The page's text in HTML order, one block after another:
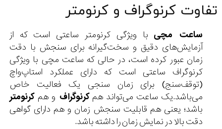
تفاوت کرنوگراف و کرنومتر
ساعت مچی با ویژگی کرنومتر ساعتی است که از
آزمایش‌های دقیق و سخت‌گیرانه برای سنجش با دقت
زمان عبور کرده است، در حالی که ساعت مچی با ویژگی
کرنوگراف ساعتی است که دارای عملکرد استاپ‌واچ
(توقف‌سنج) برای زمان سنجی یک فعالیت خاص
می‌باشد.یک ساعت می‌تواند همکرنوگراف و همکرنومتر
باشد؛ یعنی هم قابلیت سنجش زمان و هم دارای گواهی
دقت بالا در نمایش زمان را داشته باشد.